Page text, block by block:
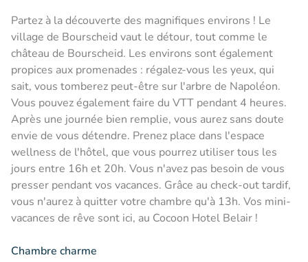
Partez à la découverte des magnifiques environs ! Le
village de Bourscheid vaut le détour, tout comme le
château de Bourscheid. Les environs sont également
propices aux promenades : régalez-vous les yeux, qui
sait, vous tomberez peut-être sur l'arbre de Napoléon.
Vous pouvez également faire du VTT pendant 4 heures.
Après une journée bien remplie, vous aurez sans doute
envie de vous détendre. Prenez place dans l'espace
wellness de l'hôtel, que vous pourrez utiliser tous les
jours entre 16h et 20h. Vous n'avez pas besoin de vous
presser pendant vos vacances. Grâce au check-out tardif,
vous n'aurez à quitter votre chambre qu'à 13h. Vos mini-
vacances de rêve sont ici, au Cocoon Hotel Belair !
Chambre charme